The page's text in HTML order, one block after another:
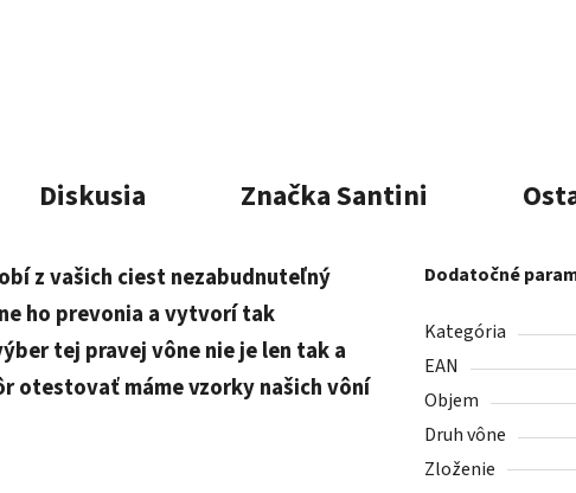
Diskusia ZnačkaSantini
z vašich ciest nezabudnuteľný
ho prevonia a vytvorí tak
tej pravej vône nie je len tak a
otestovať máme vzorky našich vôní
Dodatočné
Kategória
EAN
Objem
Druh vône
Zloženie